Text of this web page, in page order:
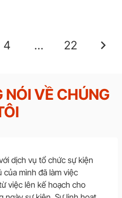
4 … 22
VỀ CHÚNG
dịch vụ tổ chức sự kiện
của mình đã làm việc
việc lên kế hoạch cho